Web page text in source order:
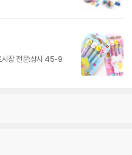
시장 전문:상시 45-9